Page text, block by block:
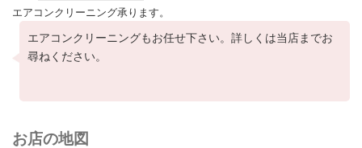
エアコンクリーニング承ります。
エアコンクリーニングもお任せ下さい。詳しくは当店までお
尋ねください。
お店の地図